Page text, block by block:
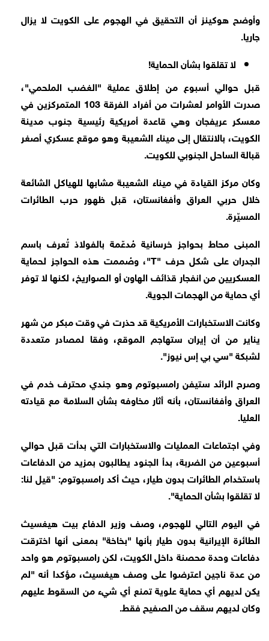
وأوضح هوكينز أن التحقيق في الهجوم على الكويت لا يزال
جاريا.
لا تقلقوا بشأن الحماية!
قبل حوالي أسبوع من إطلاق عملية "الغضب الملحمي"،
صدرت الأوامر لعشرات من أفراد الفرقة 103 المتمركزين في
معسكر عريفجان وهي قاعدة أمريكية رئيسية جنوب مدينة
الكويت، بالانتقال إلى ميناء الشعيبة وهو موقع عسكري أصغر
قبالة الساحل الجنوبي للكويت.
وكان مركز القيادة في ميناء الشعيبة مشابها للهياكل الشائعة
خلال حربي العراق وأفغانستان، قبل ظهور حرب الطائرات
المسيّرة.
المبنى محاط بحواجز خرسانية مُدعّمة بالفولاذ تُعرف باسم
الجدران على شكل حرف "T"، وصُممت هذه الحواجز لحماية
العسكريين من انفجار قذائف الهاون أو الصواريخ، لكنها لا توفر
أي حماية من الهجمات الجوية.
وكانت الاستخبارات الأمريكية قد حذرت في وقت مبكر من شهر
يناير من أن إيران ستهاجم الموقع، وفقا لمصادر متعددة
لشبكة "سي بي إس نيوز".
وصرح الرائد ستيفن رامسبوتوم وهو جندي محترف خدم في
العراق وأفغانستان، بأنه أثار مخاوفه بشأن السلامة مع قيادته
العليا.
وفي اجتماعات العمليات والاستخبارات التي بدأت قبل حوالي
أسبوعين من الضربة، بدأ الجنود يطالبون بمزيد من الدفاعات
باستخدام الطائرات بدون طيار، حيث أكد رامسبوتوم: "قيل لنا:
لا تقلقوا بشأن الحماية".
في اليوم التالي للهجوم، وصف وزير الدفاع بيت هيغسيث
الطائرة الإيرانية بدون طيار بأنها "بخاخة" بمعنى أنها اخترقت
دفاعات وحدة محصنة داخل الكويت، لكن رامسبوتوم هو واحد
من عدة ناجين اعترضوا على وصف هيغسيث، مؤكدا أنه "لم
يكن لديهم أي حماية علوية تمنع أي شيء من السقوط عليهم
وكان لديهم سقف من الصفيح فقط.